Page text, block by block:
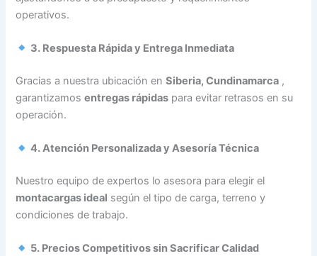
operativos.
3. Respuesta Rápida y Entrega Inmediata
Gracias a nuestra ubicación enSiberia, Cundinamarca ,
garantizamosentregas rápidas para evitar retrasos en su
operación.
4. Atención Personalizada y Asesoría Técnica
Nuestro equipo de expertos lo asesora para elegir el
montacargas ideal según el tipo de carga, terreno y
condiciones de trabajo.
5. Precios Competitivos sin Sacrificar Calidad